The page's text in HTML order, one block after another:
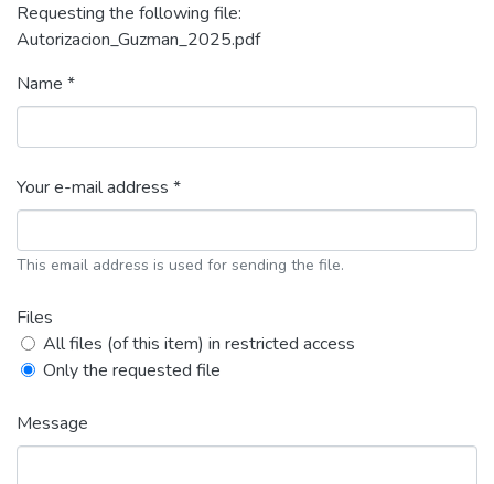
Requesting the following file:
Autorizacion_Guzman_2025.pdf
Name *
Your e-mail address *
This email address is used for sending the file.
Files
All files (of this item) in restricted access
Only the requested file
Message